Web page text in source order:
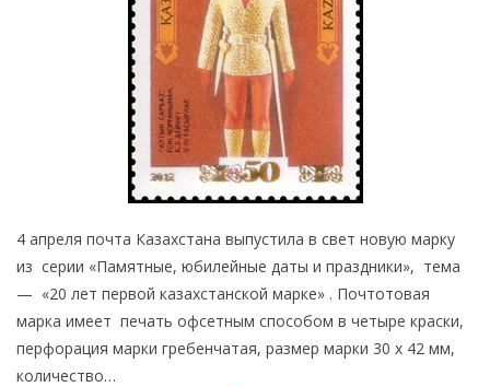
4 апреля почта Казахстана выпустила в свет новую марку
из серии «Памятные, юбилейные даты и праздники», тема
— «20 лет первой казахстанской марке» . Почтотовая
марка имеет печать офсетным способом в четыре краски,
перфорация марки гребенчатая, размер марки 30 х 42 мм,
количество…